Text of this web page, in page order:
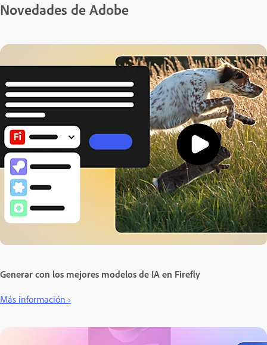
Novedades de Adobe
Generar con los mejores modelos de IA en Firefly
Más información ›